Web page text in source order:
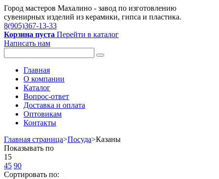
Город мастеров Mахалино - завод по изготовлению
сувенирных изделий из керамики, гипса и пластика.
8(905)367-13-33
Корзина пуста Перейти в каталог
Написать нам
Главная
О компании
Каталог
Вопрос-ответ
Доставка и оплата
Оптовикам
Контакты
Главная страница>Посуда>Казаны
Показывать по
15
45 90
Сортировать по: